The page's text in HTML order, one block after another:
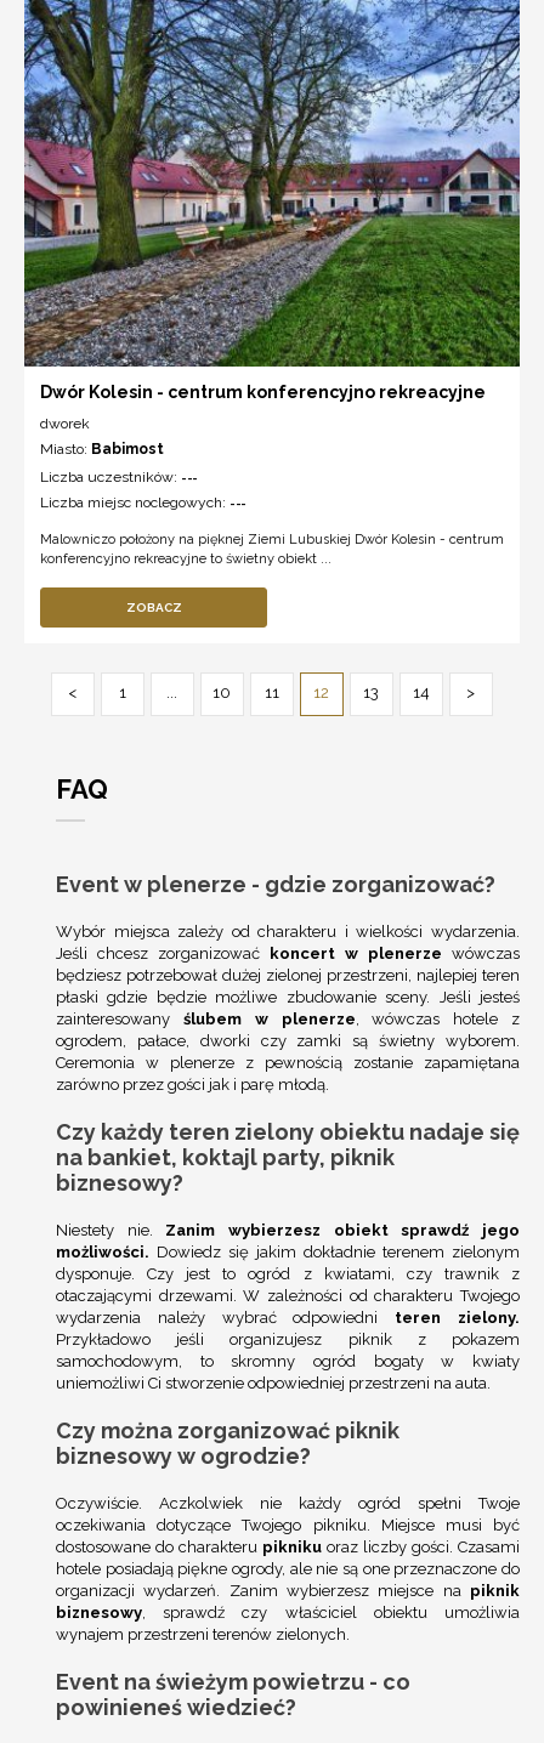
Dwór Kolesin - centrum konferencyjno rekreacyjne
dworek
Miasto: Babimost
Liczba uczestników: ---
Liczba miejsc noclegowych: ---
Malowniczo położony na pięknej Ziemi Lubuskiej Dwór Kolesin - centrum
konferencyjno rekreacyjne to świetny obiekt ...
ZOBACZ
< 1 10 11 12 13 14 >
FAQ
Event w plenerze - gdzie zorganizować?
Wybór miejsca zależy od charakteru i wielkości wydarzenia.
Jeśli chcesz zorganizować
koncert w plenerze wówczas
będziesz potrzebował dużej zielonej przestrzeni, najlepiej teren
płaski gdzie będzie możliwe zbudowanie sceny. Jeśli jesteś
zainteresowany ślubem w plenerze , wówczas hotele z
ogrodem, pałace, dworki czy zamki są świetny wyborem.
Ceremonia w plenerze z pewnością zostanie zapamiętana
zarówno przez gości jak i parę młodą.
Czy każdy teren zielony obiektu nadaje się
na bankiet, koktajl party, piknik
biznesowy?
Niestety nie. Zanim wybierzesz obiekt sprawdź jego
możliwości. Dowiedz się jakim dokładnie terenem zielonym
dysponuje. Czy jest to ogród z kwiatami, czy trawnik z
otaczającymi drzewami. W zależności od charakteru Twojego
wydarzenia należy wybrać odpowiedni teren zielony.
Przykładowo jeśli organizujesz piknik z pokazem
samochodowym, to skromny ogród bogaty w kwiaty
uniemożliwi Ci stworzenie odpowiedniej przestrzeni na auta.
Czy można zorganizować piknik
biznesowy w ogrodzie?
Oczywiście. Aczkolwiek nie każdy ogród spełni Twoje
oczekiwania dotyczące Twojego pikniku. Miejsce musi być
dostosowane do charakteru pikniku oraz liczby gości. Czasami
hotele posiadają piękne ogrody, ale nie są one przeznaczone do
organizacji wydarzeń. Zanim wybierzesz miejsce na piknik
biznesowy
sprawdź czy właściciel obiektu umożliwia
wynajem przestrzeni terenów zielonych.
Event na świeżym powietrzu - co
powinieneś wiedzieć?